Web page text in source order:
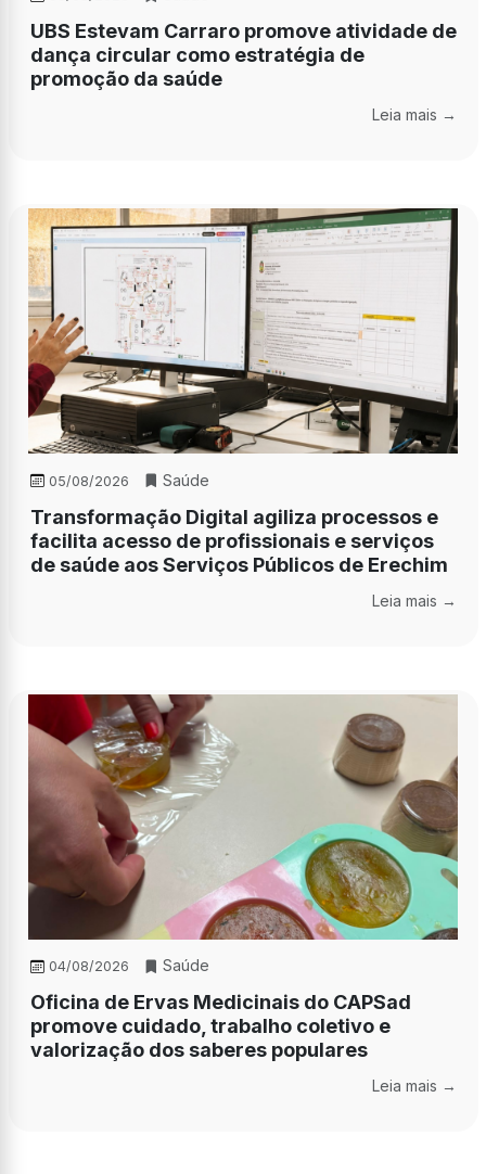
UBS Estevam Carraro promove atividade de
dança circular como estratégia de
promoção da saúde
Leia mais →
05/08/2026 Saúde
Transformação Digital agiliza processos e
facilita acesso de profissionais e serviços
de saúde aos Serviços Públicos de Erechim
Leia mais →
04/08/2026 Saúde
Oficina de Ervas Medicinais do CAPSad
promove cuidado, trabalho coletivo e
valorização dos saberes populares
Leia mais →